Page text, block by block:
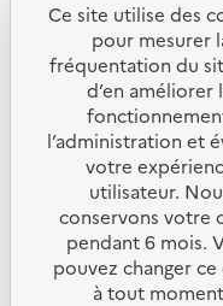
https://
Ce site utilise des
pour mesurer
fréquentation du
d’en améliorer
l’administration et
votre
utilisateur.
conservons votre
pendant 6 mois.
pouvez changer ce
à tout